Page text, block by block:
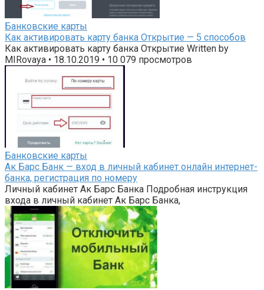
Банковские карты
Как активировать карту банка Открытие — 5 способов
Как активировать карту банка Открытие Written by
MIRovaya • 18.10.2019 • 10 079 просмотров
Банковские карты
Ак Барс Банк — вход в личный кабинет онлайн интернет-
банка, регистрация по номеру
Личный кабинет Ак Барс Банка Подробная инструкция
входа в личный кабинет Ак Барс Банка,